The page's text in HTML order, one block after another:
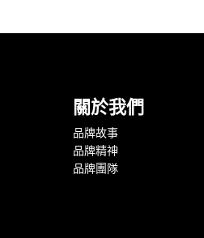
關於我們
品牌故事
品牌精神
品牌團隊